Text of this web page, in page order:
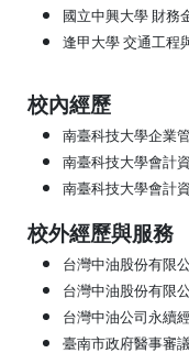
國立中興大學 財務
逢甲大學 交通工程
校內經歷
南臺科技大學企業
南臺科技大學會計
南臺科技大學會計
校外經歷與服務
台灣中油股份有限
台灣中油股份有限
台灣中油公司永續
臺南市政府醫事審